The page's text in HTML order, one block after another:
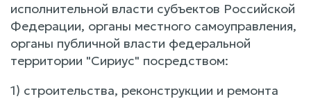
исполнительной власти субъектов Российской
Федерации, органы местного самоуправления,
органы публичной власти федеральной
территории "Сириус" посредством:
1) строительства, реконструкции и ремонта